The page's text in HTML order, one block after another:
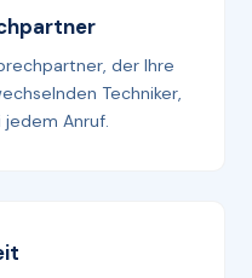
der Ihre
Techniker,
jedem Anruf.